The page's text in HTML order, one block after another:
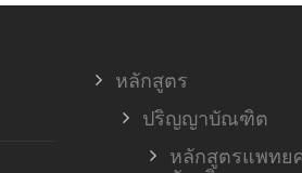
หลักสูตร
ปริญญาบัณฑิต
หลักสูตรแพทย